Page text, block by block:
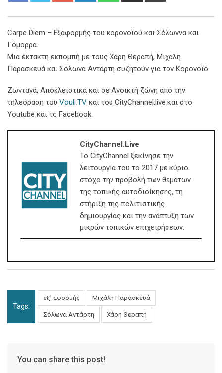
Carpe Diem – Εξαφορμής του κορονοϊού και Σόλωννα και
Γόμορρα.
Μια έκτακτη εκπομπή με τους Χάρη Θεραπή, Μιχάλη
Παρασκευά και Σόλωνα Αντάρτη συζητούν για τον Κορονοϊό.
Ζωντανά, Αποκλειστικά και σε Ανοικτή ζώνη από την
τηλεόραση του Vouli.TV και του CityChannel.live και στο
Youtube και το Facebook.
CityChannel.live
Το CityChannel ξεκίνησε την
λειτουργία του το 2017 με κύριο
στόχο την προβολή των θεμάτων
της τοπικής αυτοδιοίκησης, τη
στήριξη της πολιτιστικής
δημιουργίας και την ανάπτυξη των
μικρών τοπικών επιχειρήσεων.
Tags:
εξ' αφορμής Μιχάλη Παρασκευά
Σόλωνα Αντάρτη Χάρη Θεραπή
You can share this post!